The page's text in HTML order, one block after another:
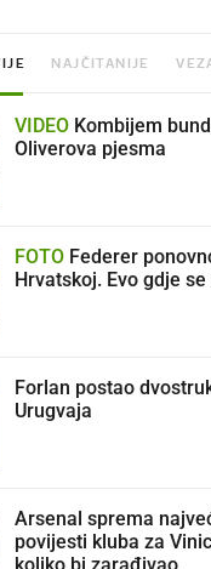
NAJČITANIJE
VIDEO
Oliverova pjesma
FOTO
Hrvatskoj. Evo gdje
Forlan postao
Urugvaja
Arsenal sprema
povijesti kluba za